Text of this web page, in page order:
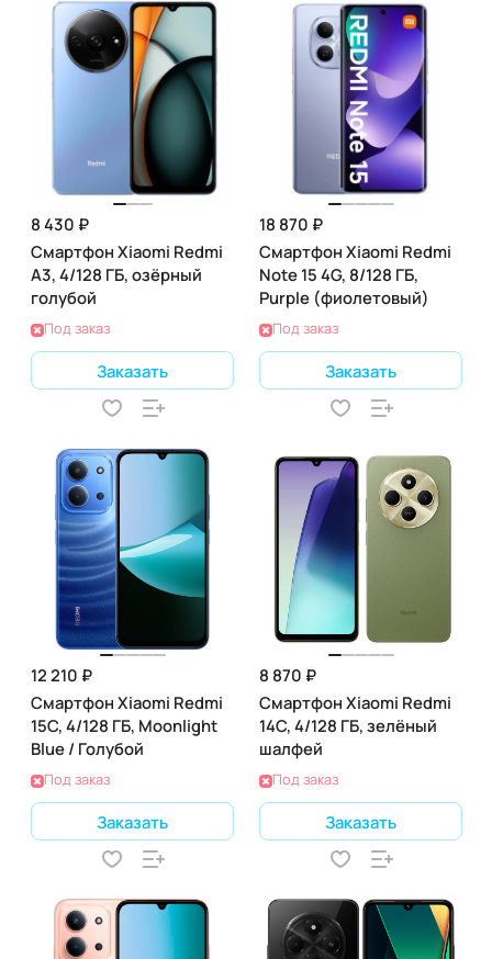
8 430 ₽
Смартфон Xiaomi Redmi
A3, 4/128 ГБ, озёрный
голубой
Под заказ
Заказать
18 870 ₽
Смартфон Xiaomi Redmi
Note 15 4G, 8/128 ГБ,
Purple (фиолетовый)
Под заказ
Заказать
12 210 ₽
Смартфон Xiaomi Redmi
15C, 4/128 ГБ, Moonlight
Blue / Голубой
Под заказ
Заказать
8 870 ₽
Смартфон Xiaomi Redmi
14C, 4/128 ГБ, зелёный
шалфей
Под заказ
Заказать